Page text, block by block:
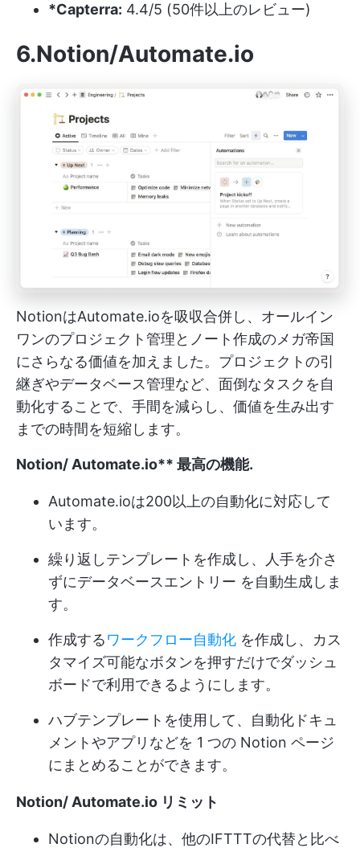
*Capterra: 4.4/5 (50件以上のレビュー)
6.Notion/Automate.io
NotionはAutomate.ioを吸収合併し、オールイン
ワンのプロジェクト管理とノート作成のメガ帝国
にさらなる価値を加えました。プロジェクトの引
継ぎやデータベース管理など、面倒なタスクを自
動化することで、手間を減らし、価値を生み出す
までの時間を短縮します。
Notion/Automate.io** 最高の機能.
Automate.ioは200以上の自動化に対応して
います。
繰り返しテンプレートを作成し、人手を介さ
ずにデータベースエントリー を自動生成しま
す。
作成するワークフロー自動化 を作成し、カス
タマイズ可能なボタンを押すだけでダッシュ
ボードで利用できるようにします。
ハブテンプレートを使用して、自動化ドキュ
メントやアプリなどを 1 つの Notion ページ
にまとめることができます。
Notion/Automate.io リミット
Notionの自動化は、他のIFTTTの代替と比べ